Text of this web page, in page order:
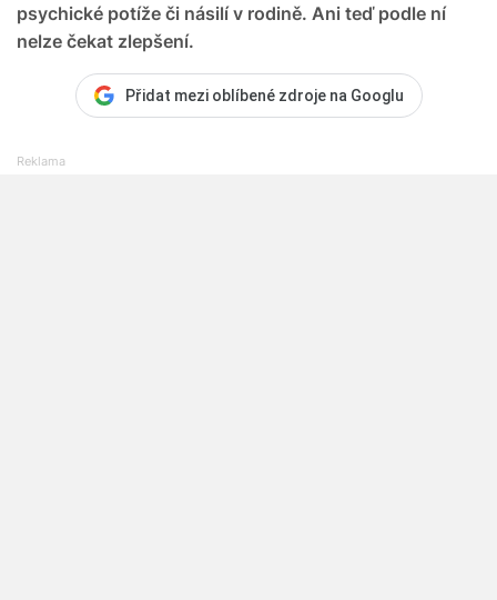
psychické potíže či násilí v rodině. Ani teď podle ní
nelze čekat zlepšení.
Přidat mezi oblíbené zdroje na Googlu